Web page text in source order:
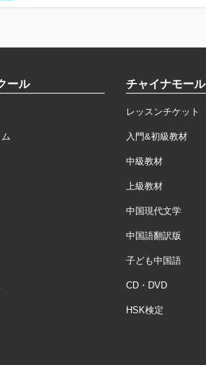
ール チャイナモール
レッスンチケット
入門&初級教材
中級教材
上級教材
中国現代文学
中国語翻訳版
子ども中国語
CD・DVD
HSK検定